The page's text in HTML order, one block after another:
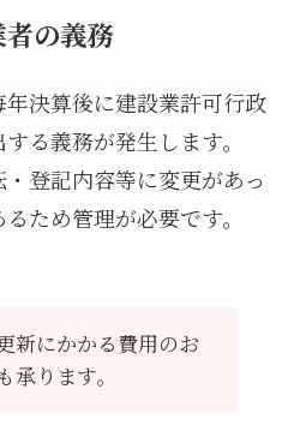
の義務
決算後に建設業許可行政
る義務が発生します。
登記内容等に変更があっ
ため管理が必要です。
新にかかる費用のお
承ります。